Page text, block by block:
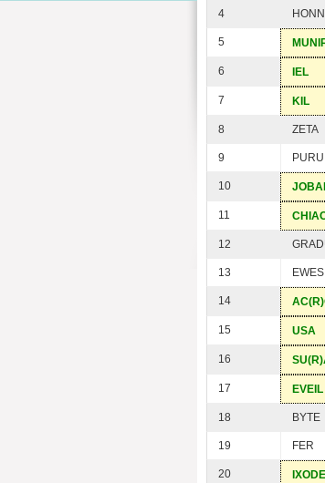
4
5
6 IEL
7 KIL
8 ZETA
9
10
11
12
13 EWES
14
15 USA
16
17 EVEIL
18 BYTE
19 FER
20 IXODE